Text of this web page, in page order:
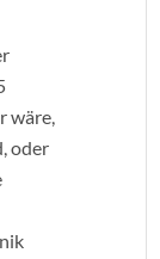
wäre,
oder